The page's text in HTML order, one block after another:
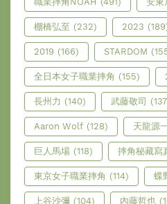
棚橋弘至 (232) 2023
2019 (166) STARDOM
全日本女子職業摔角 (155)
長州力 (140) 武藤敬司
Aaron Wolf (128) 天龍源
巨人馬場 (118) 摔角秘藏寫
東京女子職業摔角 (114) 蝶
上谷沙彌 (104) 內藤哲也